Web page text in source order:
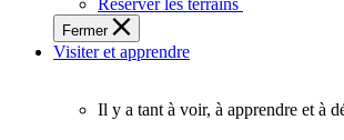
l'Assemblée
a
besoin
Réserver les terrains
Fermer
Visiter et apprendre
Il y a tant à voir, à apprendre et à